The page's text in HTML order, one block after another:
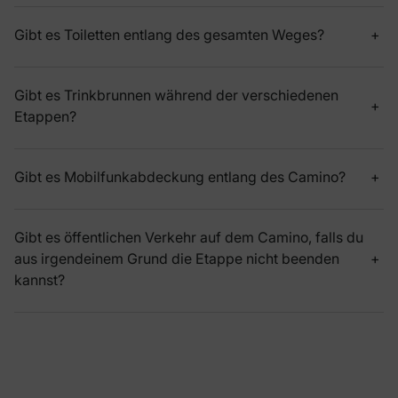
Gibt es Toiletten entlang des gesamten Weges?
Gibt es Trinkbrunnen während der verschiedenen
Etappen?
Gibt es Mobilfunkabdeckung entlang des Camino?
Gibt es öffentlichen Verkehr auf dem Camino, falls du
aus irgendeinem Grund die Etappe nicht beenden
kannst?